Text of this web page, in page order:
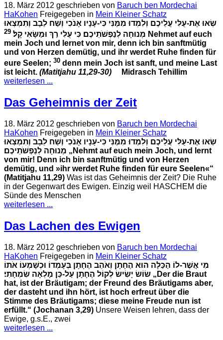
18. März 2012 geschrieben von Baruch ben Mordechai
HaKohen Freigegeben in Mein Kleiner Schatz
שְׂאוּ אֶת-עֻלִּי עֲלֵיכֶם וְלִמְדוּ מִמֶּנִּי כִּי-עָנָיו אָנֹכִי וְשַׁח לֵבָב וְתִמְצְאוּ
מְנוּחָה לְנַפְשֹׁתֵיכֶם׃ כִּי עֻלִּי רַךְ וּמַשָּׂאִי קָל׃ 29
Nehmet auf euch
mein Joch und lernet von mir, denn ich bin sanftmütig
und von Herzen demütig, und ihr werdet Ruhe finden für
eure Seelen; 30 denn mein Joch ist sanft, und meine Last
ist leicht. (Matitjahu 11,29-30)
Midrasch Tehillim
weiterlesen ...
Das Geheimnis der Zeit
18. März 2012 geschrieben von Baruch ben Mordechai
HaKohen Freigegeben in Mein Kleiner Schatz
שְׂאוּ אֶת-עֻלִּי עֲלֵיכֶם וְלִמְדוּ מִמֶּנִּי כִּי-עָנָיו אָנֹכִי וְשַׁח לֵבָב וְתִמְצְאוּ
מְנוּחָה לְנַפְשֹׁתֵיכֶם׃ „Nehmt auf euch mein Joch, und lernt
von mir! Denn ich bin sanftmütig und von Herzen
demütig, und »ihr werdet Ruhe finden für eure Seelen«“
(Matitjahu 11,29) Was ist das Geheimnis der Zeit? Die Ruhe
in der Gegenwart des Ewigen. Einzig weil HASCHEM die
Sünde des Menschen
weiterlesen ...
Das Lachen des Ewigen
18. März 2012 geschrieben von Baruch ben Mordechai
HaKohen Freigegeben in Mein Kleiner Schatz
מִי אֲשֶׁר-לוֹ הַכַּלָּה הוּא הֶחָתָן וְאֹהֵב הֶחָתָן בְּעָמְדוֹ וּכְשָׁמְעוֹ אֹתוֹ
שׂוֹשׂ יָשִׂישׂ לְקוֹל הֶחָתָן עַל-כֵּן מָלְאָה שִׂמְחָתִי׃ „Der die Braut
hat, ist der Bräutigam; der Freund des Bräutigams aber,
der dasteht und ihn hört, ist hoch erfreut über die
Stimme des Bräutigams; diese meine Freude nun ist
erfüllt.“ (Jochanan 3,29) Unsere Weisen lehren, dass der
Ewige, g.s.E., zwei
weiterlesen ...